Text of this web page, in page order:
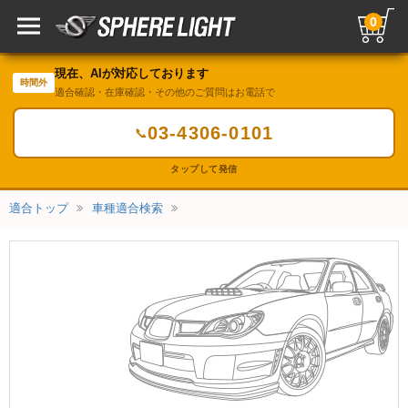
0
時間外
現在、AIが対応しております
適合確認・在庫確認・その他のご質問はお電話で
📞03-4306-0101
タップして発信
適合トップ 車種適合検索